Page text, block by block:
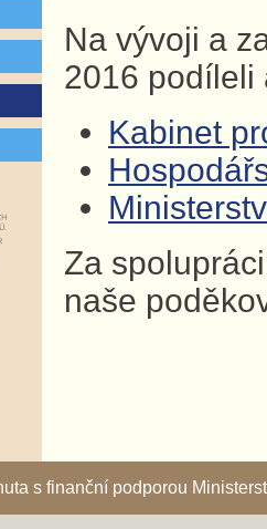
Na vývoji a
2016 podíleli
Kabinet
Za
naše
s finanční podporou